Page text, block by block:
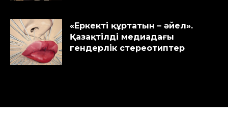
«Еркекті құртатын – әйел».
Қазақтілді медиадағы
гендерлік стереотиптер